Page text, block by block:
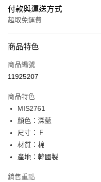
付款與運送方式
超取免運費
信用卡一次付款
超商取貨付款
Apple Pay
街口支付
悠遊付
Google Pay
全盈+PAY
商品特色
商品編號
11925207
商品特色
MIS2761
顏色：深藍
尺寸：Ｆ
材質：棉
產地：韓國製
銷售重點